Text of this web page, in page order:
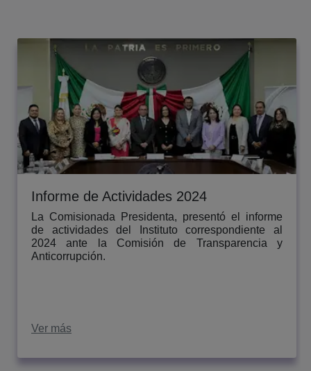
Informe de Actividades 2024
La Comisionada Presidenta, presentó el informe
de actividades del Instituto correspondiente al
2024 ante la Comisión de Transparencia y
Anticorrupción.
Ver más